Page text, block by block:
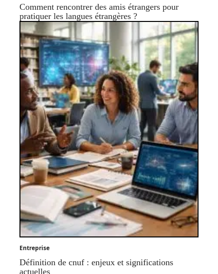
Comment rencontrer des amis étrangers pour
pratiquer les langues étrangères ?
Entreprise
Définition de cnuf : enjeux et significations
actuelles